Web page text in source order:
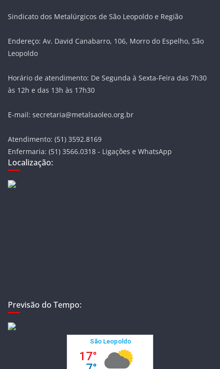
Sindicato dos Metalúrgicos de São Leopoldo e Região
Endereço: Av. David Canabarro, 106, Morro do Espelho, São
Leopoldo
Horário de atendimento: De Segunda à Sexta-Feira das 7h30
às 12h e das 13h às 17h30
E-mail: secretaria@metalsaoleo.org.br
Atendimento: (51) 3592.8169
Enfermaria: (51) 3566.0318 - Ligações e WhatsApp
Localização:
Previsão do Tempo: